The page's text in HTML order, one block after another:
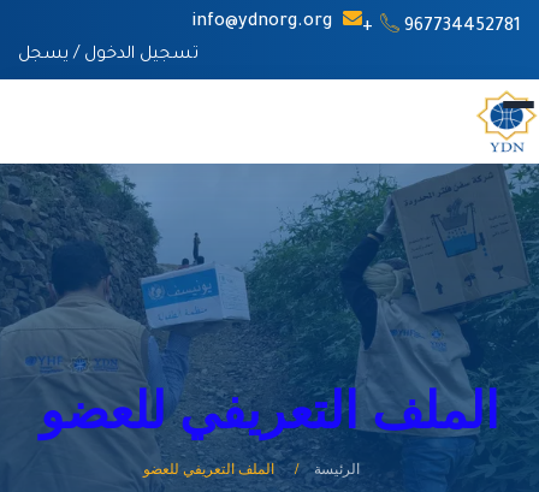
967734452781+
info@ydnorg.org
تسجيل الدخول / يسجل
الملف التعريفي للعضو
الرئيسة الملف التعريفي للعضو